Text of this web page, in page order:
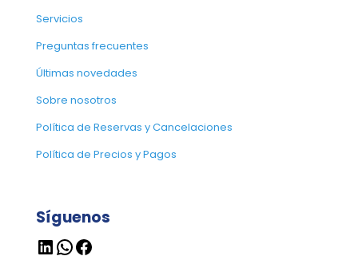
Servicios
Preguntas frecuentes
Últimas novedades
Sobre nosotros
Política de Reservas y Cancelaciones
Política de Precios y Pagos
Síguenos
LinkedIn
WhatsApp
Facebook